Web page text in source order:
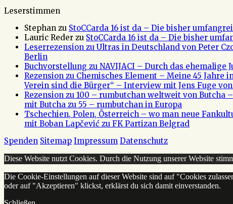
Leserstimmen
Stephan zu StoCCarda 16 ist da – Die bisher
Lauric Reder zu StoCCarda 16 ist da – Die bisher
Leserrezension zu Ultras in Deutschland von Peter
Berlin
Buchvorstellung zu NAVIJACI – Durch das ehemalige
Rezension zu Chemisches Element – Meine 45 Jahre
Verein sind die Bürger“ – Interview mit Jens Fuge
Rezension zu 100 – rumbutchan weltweit von Butcha –
mit Butcha zu 55 – rumbutchan in Europa
Tschechien, Polen, Österreich – wo man neue
mit Boban Lapčević zu FK Partizan Belgrad
Spenden Sitemap Impressum Datenschutz
Diese Website nutzt Cookies. Durch die Nutzung unserer Website
Die Cookie-Einstellungen auf dieser Website sind auf "Cookies
oder auf "Akzeptieren" klickst, erklärst du sich damit einverstanden.